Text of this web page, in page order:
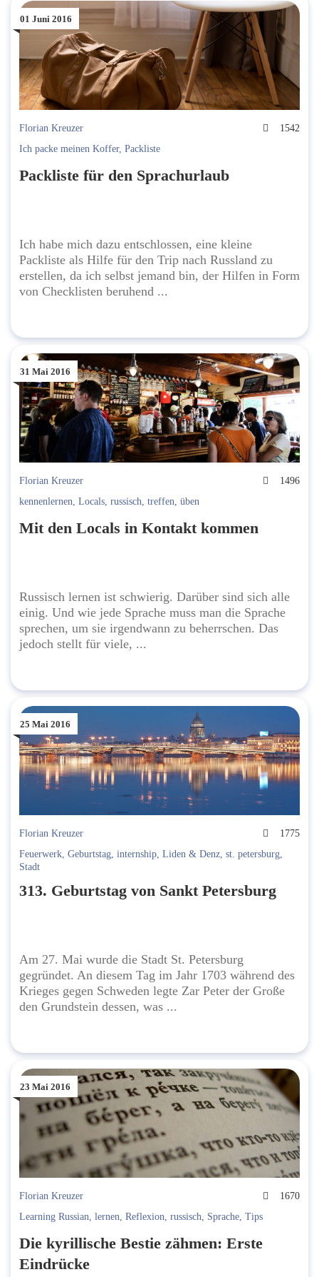
01 Juni 2016
Florian Kreuzer
1542
Ich packe meinen Koffer, Packliste
Packliste für den Sprachurlaub
Ich habe mich dazu entschlossen, eine kleine
Packliste als Hilfe für den Trip nach Russland zu
erstellen, da ich selbst jemand bin, der Hilfen in Form
von Checklisten beruhend ...
31 Mai 2016
Florian Kreuzer
1496
kennenlernen, Locals, russisch, treffen, üben
Mit den Locals in Kontakt kommen
Russisch lernen ist schwierig. Darüber sind sich alle
einig. Und wie jede Sprache muss man die Sprache
sprechen, um sie irgendwann zu beherrschen. Das
jedoch stellt für viele, ...
25 Mai 2016
Florian Kreuzer
1775
Feuerwerk, Geburtstag, internship, Liden & Denz, st. petersburg,
Stadt
313. Geburtstag von Sankt Petersburg
Am 27. Mai wurde die Stadt St. Petersburg
gegründet. An diesem Tag im Jahr 1703 während des
Krieges gegen Schweden legte Zar Peter der Große
den Grundstein dessen, was ...
23 Mai 2016
Florian Kreuzer
1670
Learning Russian, lernen, Reflexion, russisch, Sprache, Tips
Die kyrillische Bestie zähmen: Erste
Eindrücke